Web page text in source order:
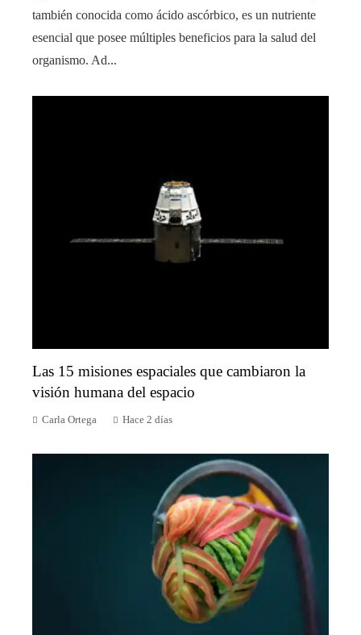
también conocida como ácido ascórbico, es un nutriente
esencial que posee múltiples beneficios para la salud del
organismo. Ad...
Las 15 misiones espaciales que cambiaron la
visión humana del espacio
Carla Ortega Hace 2 días